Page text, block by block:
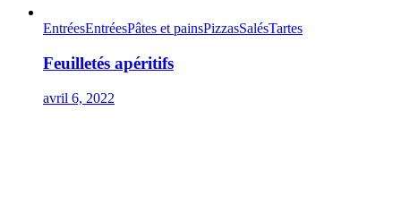
EntréesEntréesPâtes et painsPizzasSalésTartes
Feuilletés apéritifs
avril 6, 2022